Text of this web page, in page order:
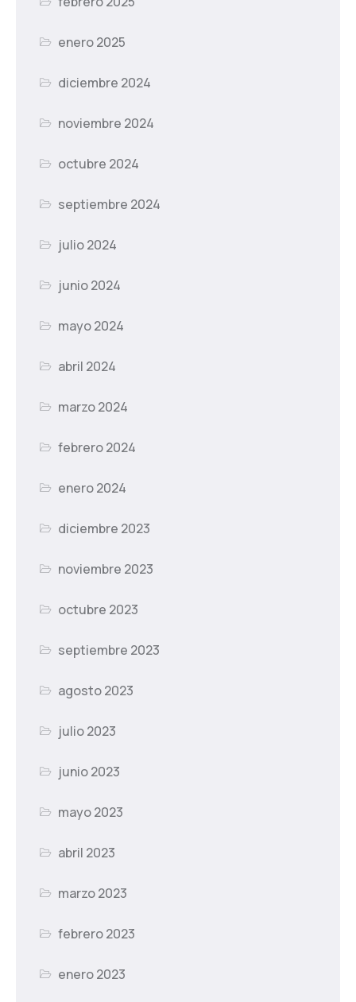
enero 2025
diciembre 2024
noviembre 2024
octubre 2024
septiembre 2024
julio 2024
junio 2024
mayo 2024
abril 2024
marzo 2024
febrero 2024
enero 2024
diciembre 2023
noviembre 2023
octubre 2023
septiembre 2023
agosto 2023
julio 2023
junio 2023
mayo 2023
abril 2023
marzo 2023
febrero 2023
enero 2023